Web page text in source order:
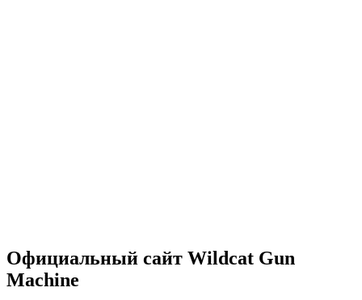
Официальный сайт Wildcat Gun
Machine